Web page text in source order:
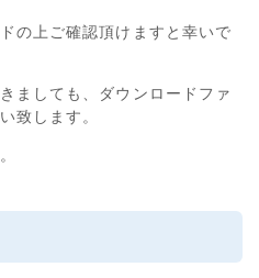
の上ご確認頂けますと幸いで
ましても、ダウンロードファ
致します。